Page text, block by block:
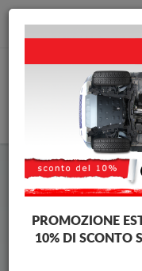
Piastra
Seat
PROMOZIONE
10% DI SCONTO